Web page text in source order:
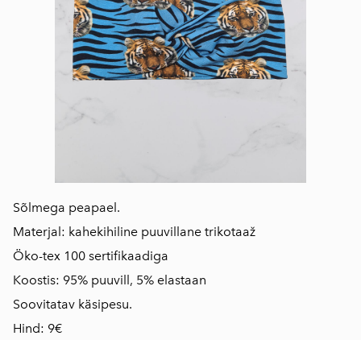
Sõlmega peapael.
Materjal: kahekihiline puuvillane trikotaaž
Öko-tex 100 sertifikaadiga
Koostis: 95% puuvill, 5% elastaan
Soovitatav käsipesu.
Hind: 9€